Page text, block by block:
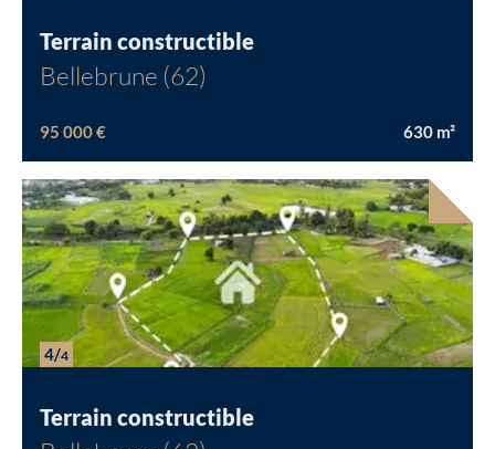
Terrain constructible
Bellebrune (62)
95 000 € 630 m²
4/4
Terrain constructible